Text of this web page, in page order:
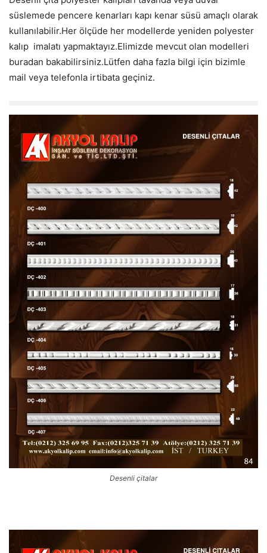
süslemede pencere kenarları kapı kenar süsü amaçlı olarak
kullanılabilir.Her ölçüde her modellerde yeniden polyester
kalıp imalatı yapmaktayız.Elimizde mevcut olan modelleri
buradan bakabilirsiniz.Lütfen daha fazla bilgi için bizimle
mail veya telefonla irtibata geçiniz.
Desenli çitalar